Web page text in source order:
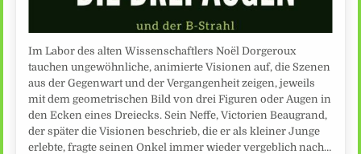
Im Labor des alten Wissenschaftlers Noël Dorgeroux
tauchen ungewöhnliche, animierte Visionen auf, die Szenen
aus der Gegenwart und der Vergangenheit zeigen, jeweils
mit dem geometrischen Bild von drei Figuren oder Augen in
den Ecken eines Dreiecks. Sein Neffe, Victorien Beaugrand,
der später die Visionen beschrieb, die er als kleiner Junge
erlebte, fragte seinen Onkel immer wieder vergeblich nach…